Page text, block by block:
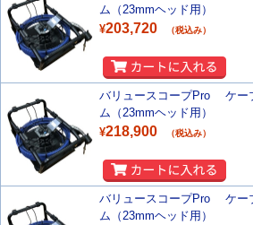
ム（23mmヘッド用）
¥203,720 （税込み）
バリュースコープPro ケー
ム（23mmヘッド用）
¥218,900 （税込み）
バリュースコープPro ケー
ム（23mmヘッド用）